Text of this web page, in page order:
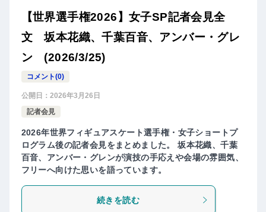
【世界選手権2026】女子SP記者会見全
文 坂本花織、千葉百音、アンバー・グレ
ン (2026/3/25)
コメント(0)
公開日： 2026年3月26日
記者会見
2026年世界フィギュアスケート選手権・女子ショートプ
ログラム後の記者会見をまとめました。 坂本花織、千葉
百音、アンバー・グレンが演技の手応えや会場の雰囲気、
フリーへ向けた思いを語っています。
続きを読む